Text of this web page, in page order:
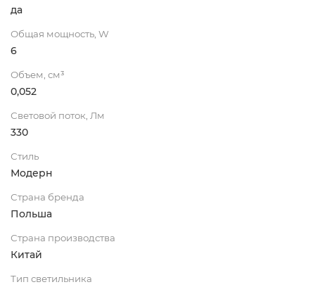
да
Общая мощность, W
6
Объем, см³
0,052
Световой поток, Лм
330
Стиль
Модерн
Страна бренда
Польша
Страна производства
Китай
Тип светильника